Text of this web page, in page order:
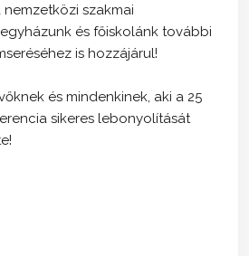
szakmai
és főiskolánk további
is hozzájárul!
és mindenkinek, aki a 25
sikeres lebonyolítását